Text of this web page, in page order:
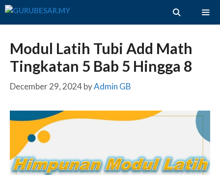
Skip
Modul Latih Tubi Add Math
Tingkatan 5 Bab 5 Hingga 8
December 29, 2024byAdmin GB